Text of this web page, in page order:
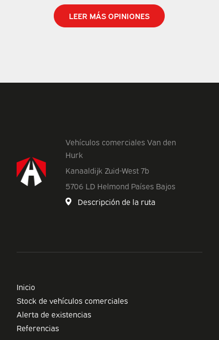
LEER MÁS OPINIONES
Vehículos comerciales Van den
Hurk
Kanaaldijk Zuid-West 7b
5706 LD Helmond Países Bajos
Descripción de la ruta
Inicio
Stock de vehículos comerciales
Alerta de existencias
Referencias